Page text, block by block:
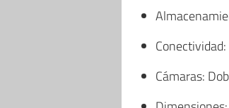
Cámaras: